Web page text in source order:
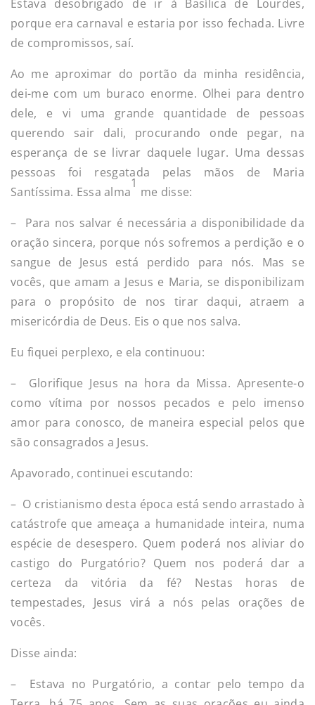
Estava desobrigado de ir à Basílica de Lourdes,
porque era carnaval e estaria por isso fechada. Livre
de compromissos, saí.
Ao me aproximar do portão da minha residência,
dei-me com um buraco enorme. Olhei para dentro
dele, e vi uma grande quantidade de pessoas
querendo sair dali, procurando onde pegar, na
esperança de se livrar daquele lugar. Uma dessas
pessoas foi resgatada pelas mãos de Maria
Santíssima. Essa alma
1
me disse:
– Para nos salvar é necessária a disponibilidade da
oração sincera, porque nós sofremos a perdição e o
sangue de Jesus está perdido para nós. Mas se
vocês, que amam a Jesus e Maria, se disponibilizam
para o propósito de nos tirar daqui, atraem a
misericórdia de Deus. Eis o que nos salva.
Eu fiquei perplexo, e ela continuou:
– Glorifique Jesus na hora da Missa. Apresente-o
como vítima por nossos pecados e pelo imenso
amor para conosco, de maneira especial pelos que
são consagrados a Jesus.
Apavorado, continuei escutando:
– O cristianismo desta época está sendo arrastado à
catástrofe que ameaça a humanidade inteira, numa
espécie de desespero. Quem poderá nos aliviar do
castigo do Purgatório? Quem nos poderá dar a
certeza da vitória da fé? Nestas horas de
tempestades, Jesus virá a nós pelas orações de
vocês.
Disse ainda:
– Estava no Purgatório, a contar pelo tempo da